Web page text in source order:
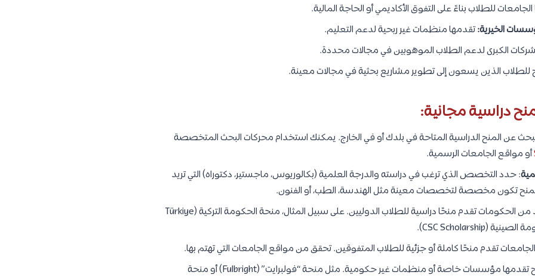
للطلاب بناءً على التفوق الأكاديمي أو الحاجة المالية.
الخيرية:تقدمها منظمات غير ربحية لدعم التعليم.
الكبرى لدعم الطلاب الموهوبين في مجالات محددة.
للطلاب الذين يسعون إلى تطوير مشاريع بحثية في مجالات معينة.
دراسية مجانية:
عن المنح الدراسية المتاحة في بلدك أو في الخارج. يمكنك استخدام محركات البحث المتخصصة
أو مواقع الجامعات الرسمية.
: حدد التخصص الذي ترغب في دراسته والدرجة العلمية (بكالوريوس، ماجستير، دكتوراه) التي تريد
تكون مخصصة لتخصصات معينة مثل الهندسة، الطب، أو الفنون.
: العديد من الحكومات تقدم منحًا دراسية للطلاب الدوليين. على سبيل المثال، منحة الحكومة التركية (Türkiye
تقدم منحًا كاملة أو جزئية للطلاب المتفوقين. تحقق من مواقع الجامعات التي تهتم بها.
: هناك منح تقدمها مؤسسات خاصة أو منظمات غير حكومية. مثل منحة “فولبرايت” (Fulbright) أو منحة